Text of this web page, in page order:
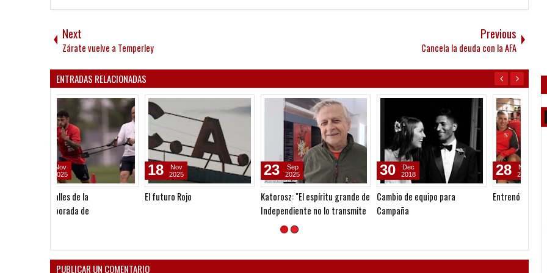
Next
Zárate vuelve a Temperley
Previous
Cancela la deuda con la AFA
ENTRADAS RELACIONADAS
El futuro Rojo
18
Nov
2025
Katorosz: "El espíritu grande de
Independiente no lo transmite
23
Sep
Cambio de equipo para
Campaña
30
Dec
2018
Entrenó con visitas
28
Nov
2018
PUBLICAR UN COMENTARIO